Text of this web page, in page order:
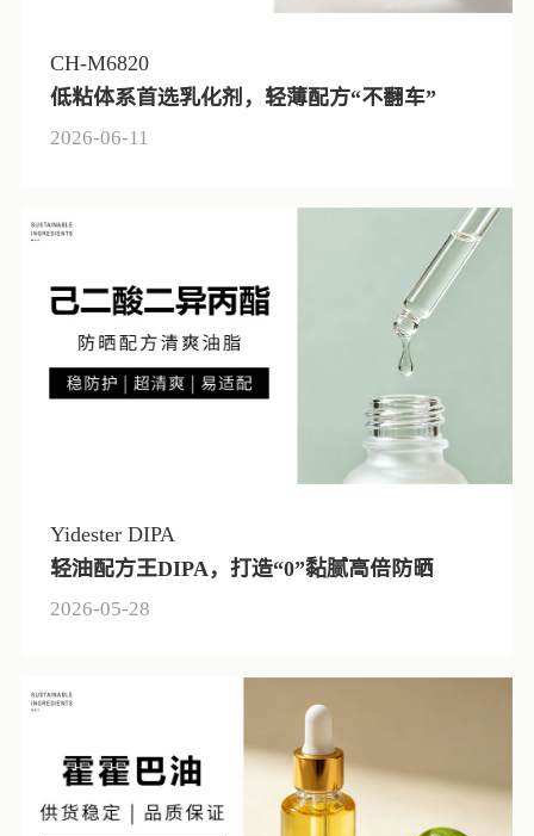
CH-M6820
低粘体系首选乳化剂，轻薄配方“不翻车”
2026-06-11
Yidester DIPA
轻油配方王DIPA，打造“0”黏腻高倍防晒
2026-05-28